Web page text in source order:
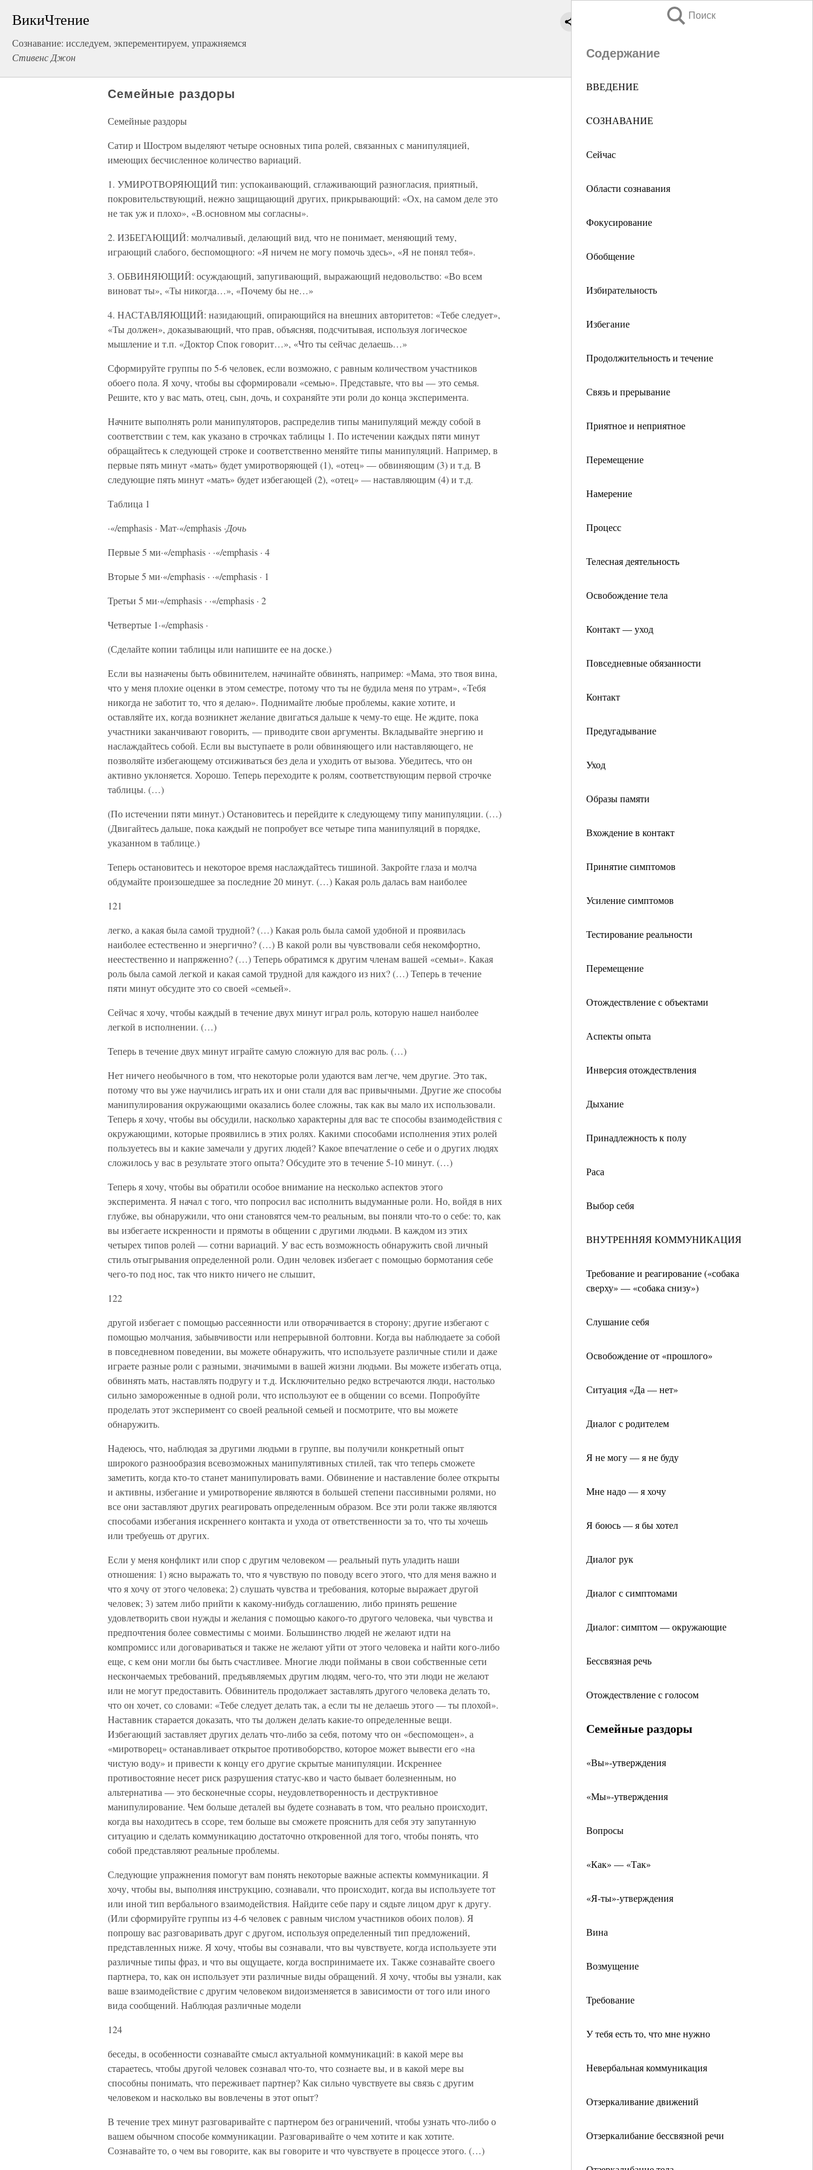
ВикиЧтение
Сознавание: исследуем, экперементируем, упражняемся
Стивенс Джон
Поиск
Содержание
ВВЕДЕНИЕ
CОЗНАВАНИЕ
Сейчас
Области сознавания
Фокусирование
Обобщение
Избирательность
Избегание
Продолжительность и течение
Связь и прерывание
Приятное и неприятное
Перемещение
Намерение
Процесс
Телесная деятельность
Освобождение тела
Контакт — уход
Повседневные обязанности
Контакт
Предугадывание
Уход
Образы памяти
Вхождение в контакт
Принятие симптомов
Усиление симптомов
Тестирование реальности
Перемещение
Отождествление с объектами
Аспекты опыта
Инверсия отождествления
Дыхание
Принадлежность к полу
Раса
Выбор себя
ВНУТРЕННЯЯ КОММУНИКАЦИЯ
Требование и реагирование («собака
сверху» — «собака снизу»)
Слушание себя
Освобождение от «прошлого»
Ситуация «Да — нет»
Диалог с родителем
Я не могу — я не буду
Мне надо — я хочу
Я боюсь — я бы хотел
Диалог рук
Диалог с симптомами
Диалог: симптом — окружающие
Бессвязная речь
Отождествление с голосом
Семейные раздоры
«Вы»-утверждения
«Мы»-утверждения
Вопросы
«Как» — «Так»
«Я-ты»-утверждения
Вина
Возмущение
Требование
У тебя есть то, что мне нужно
Невербальная коммуникация
Отзеркаливание движений
Отзеркалибание бессвязной речи
Семейные раздоры
Семейные раздоры
Сатир и Шостром выделяют четыре основных типа ролей, связанных с манипуляцией,
имеющих бесчисленное количество вариаций.
1. УМИРОТВОРЯЮЩИЙ тип: успокаивающий, сглаживающий разногласия, приятный,
покровительствующий, нежно защищающий других, прикрывающий: «Ох, на самом деле это
не так уж и плохо», «В.основном мы согласны».
2. ИЗБЕГАЮЩИЙ: молчаливый, делающий вид, что не понимает, меняющий тему,
играющий слабого, беспомощного: «Я ничем не могу помочь здесь», «Я не понял тебя».
3. ОБВИНЯЮЩИЙ: осуждающий, запугивающий, выражающий недовольство: «Во всем
виноват ты», «Ты никогда…», «Почему бы не…»
4. НАСТАВЛЯЮЩИЙ: назидающий, опирающийся на внешних авторитетов: «Тебе следует»,
«Ты должен», доказывающий, что прав, объясняя, подсчитывая, используя логическое
мышление и т.п. «Доктор Спок говорит…», «Что ты сейчас делаешь…»
Сформируйте группы по 5-6 человек, если возможно, с равным количеством участников
обоего пола. Я хочу, чтобы вы сформировали «семью». Представьте, что вы — это семья.
Решите, кто у вас мать, отец, сын, дочь, и сохраняйте эти роли до конца эксперимента.
Начните выполнять роли манипуляторов, распределив типы манипуляций между собой в
соответствии с тем, как указано в строчках таблицы 1. По истечении каждых пяти минут
обращайтесь к следующей строке и соответственно меняйте типы манипуляций. Например, в
первые пять минут «мать» будет умиротворяющей (1), «отец» — обвиняющим (3) и т.д. В
следующие пять минут «мать» будет избегающей (2), «отец» — наставляющим (4) и т.д.
Таблица 1
·«/emphasis · Мат·«/emphasis ·Дочь
Первые 5 ми·«/emphasis · ·«/emphasis · 4
Вторые 5 ми·«/emphasis · ·«/emphasis · 1
Третьи 5 ми·«/emphasis · ·«/emphasis · 2
Четвертые 1·«/emphasis ·
(Сделайте копии таблицы или напишите ее на доске.)
Если вы назначены быть обвинителем, начинайте обвинять, например: «Мама, это твоя вина,
что у меня плохие оценки в этом семестре, потому что ты не будила меня по утрам», «Тебя
никогда не заботит то, что я делаю». Поднимайте любые проблемы, какие хотите, и
оставляйте их, когда возникнет желание двигаться дальше к чему-то еще. Не ждите, пока
участники заканчивают говорить, — приводите свои аргументы. Вкладывайте энергию и
наслаждайтесь собой. Если вы выступаете в роли обвиняющего или наставляющего, не
позволяйте избегающему отсиживаться без дела и уходить от вызова. Убедитесь, что он
активно уклоняется. Хорошо. Теперь переходите к ролям, соответствующим первой строчке
таблицы. (…)
(По истечении пяти минут.) Остановитесь и перейдите к следующему типу манипуляции. (…)
(Двигайтесь дальше, пока каждый не попробует все четыре типа манипуляций в порядке,
указанном в таблице.)
Теперь остановитесь и некоторое время наслаждайтесь тишиной. Закройте глаза и молча
обдумайте произошедшее за последние 20 минут. (…) Какая роль далась вам наиболее
121
легко, а какая была самой трудной? (…) Какая роль была самой удобной и проявилась
наиболее естественно и энергично? (…) В какой роли вы чувствовали себя некомфортно,
неестественно и напряженно? (…) Теперь обратимся к другим членам вашей «семьи». Какая
роль была самой легкой и какая самой трудной для каждого из них? (…) Теперь в течение
пяти минут обсудите это со своей «семьей».
Сейчас я хочу, чтобы каждый в течение двух минут играл роль, которую нашел наиболее
легкой в исполнении. (…)
Теперь в течение двух минут играйте самую сложную для вас роль. (…)
Нет ничего необычного в том, что некоторые роли удаются вам легче, чем другие. Это так,
потому что вы уже научились играть их и они стали для вас привычными. Другие же способы
манипулирования окружающими оказались более сложны, так как вы мало их использовали.
Теперь я хочу, чтобы вы обсудили, насколько характерны для вас те способы взаимодействия с
окружающими, которые проявились в этих ролях. Какими способами исполнения этих ролей
пользуетесь вы и какие замечали у других людей? Какое впечатление о себе и о других людях
сложилось у вас в результате этого опыта? Обсудите это в течение 5-10 минут. (…)
Теперь я хочу, чтобы вы обратили особое внимание на несколько аспектов этого
эксперимента. Я начал с того, что попросил вас исполнить выдуманные роли. Но, войдя в них
глубже, вы обнаружили, что они становятся чем-то реальным, вы поняли что-то о себе: то, как
вы избегаете искренности и прямоты в общении с другими людьми. В каждом из этих
четырех типов ролей — сотни вариаций. У вас есть возможность обнаружить свой личный
стиль отыгрывания определенной роли. Один человек избегает с помощью бормотания себе
чего-то под нос, так что никто ничего не слышит,
122
другой избегает с помощью рассеянности или отворачивается в сторону; другие избегают с
помощью молчания, забывчивости или непрерывной болтовни. Когда вы наблюдаете за собой
в повседневном поведении, вы можете обнаружить, что используете различные стили и даже
играете разные роли с разными, значимыми в вашей жизни людьми. Вы можете избегать отца,
обвинять мать, наставлять подругу и т.д. Исключительно редко встречаются люди, настолько
сильно замороженные в одной роли, что используют ее в общении со всеми. Попробуйте
проделать этот эксперимент со своей реальной семьей и посмотрите, что вы можете
обнаружить.
Надеюсь, что, наблюдая за другими людьми в группе, вы получили конкретный опыт
широкого разнообразия всевозможных манипулятивных стилей, так что теперь сможете
заметить, когда кто-то станет манипулировать вами. Обвинение и наставление более открыты
и активны, избегание и умиротворение являются в большей степени пассивными ролями, но
все они заставляют других реагировать определенным образом. Все эти роли также являются
способами избегания искреннего контакта и ухода от ответственности за то, что ты хочешь
или требуешь от других.
Если у меня конфликт или спор с другим человеком — реальный путь уладить наши
отношения: 1) ясно выражать то, что я чувствую по поводу всего этого, что для меня важно и
что я хочу от этого человека; 2) слушать чувства и требования, которые выражает другой
человек; 3) затем либо прийти к какому-нибудь соглашению, либо принять решение
удовлетворить свои нужды и желания с помощью какого-то другого человека, чьи чувства и
предпочтения более совместимы с моими. Большинство людей не желают идти на
компромисс или договариваться и также не желают уйти от этого человека и найти кого-либо
еще, с кем они могли бы быть счастливее. Многие люди пойманы в свои собственные сети
нескончаемых требований, предъявляемых другим людям, чего-то, что эти люди не желают
или не могут предоставить. Обвинитель продолжает заставлять другого человека делать то,
что он хочет, со словами: «Тебе следует делать так, а если ты не делаешь этого — ты плохой».
Наставник старается доказать, что ты должен делать какие-то определенные вещи.
Избегающий заставляет других делать что-либо за себя, потому что он «беспомощен», а
«миротворец» останавливает открытое противоборство, которое может вывести его «на
чистую воду» и привести к концу его другие скрытые манипуляции. Искреннее
противостояние несет риск разрушения статус-кво и часто бывает болезненным, но
альтернатива — это бесконечные ссоры, неудовлетворенность и деструктивное
манипулирование. Чем больше деталей вы будете сознавать в том, что реально происходит,
когда вы находитесь в ссоре, тем больше вы сможете прояснить для себя эту запутанную
ситуацию и сделать коммуникацию достаточно откровенной для того, чтобы понять, что
собой представляют реальные проблемы.
Следующие упражнения помогут вам понять некоторые важные аспекты коммуникации. Я
хочу, чтобы вы, выполняя инструкцию, сознавали, что происходит, когда вы используете тот
или иной тип вербального взаимодействия. Найдите себе пару и сядьте лицом друг к другу.
(Или сформируйте группы из 4-6 человек с равным числом участников обоих полов). Я
попрошу вас разговаривать друг с другом, используя определенный тип предложений,
представленных ниже. Я хочу, чтобы вы сознавали, что вы чувствуете, когда используете эти
различные типы фраз, и что вы ощущаете, когда воспринимаете их. Также сознавайте своего
партнера, то, как он использует эти различные виды обращений. Я хочу, чтобы вы узнали, как
ваше взаимодействие с другим человеком видоизменяется в зависимости от того или иного
вида сообщений. Наблюдая различные модели
124
беседы, в особенности сознавайте смысл актуальной коммуникаций: в какой мере вы
стараетесь, чтобы другой человек сознавал что-то, что сознаете вы, и в какой мере вы
способны понимать, что переживает партнер? Как сильно чувствуете вы связь с другим
человеком и насколько вы вовлечены в этот опыт?
В течение трех минут разговаривайте с партнером без ограничений, чтобы узнать что-либо о
вашем обычном способе коммуникации. Разговаривайте о чем хотите и как хотите.
Сознавайте то, о чем вы говорите, как вы говорите и что чувствуете в процессе этого. (…)